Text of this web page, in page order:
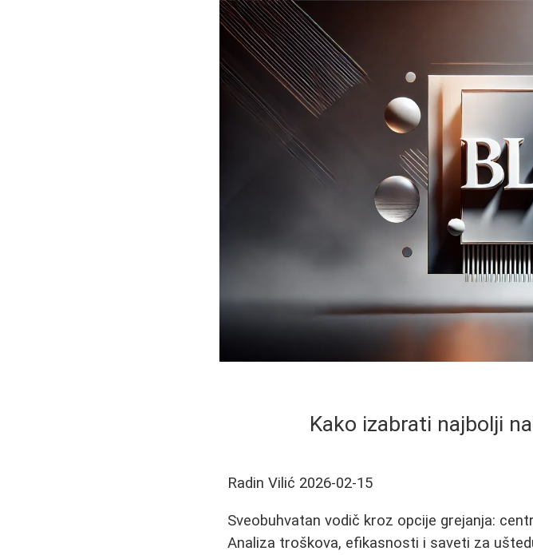
Kako izabrati najbolji
Radin Vilić 2026-02-15
Sveobuhvatan vodič kroz opcije grejanja:
Analiza troškova, efikasnosti i saveti za